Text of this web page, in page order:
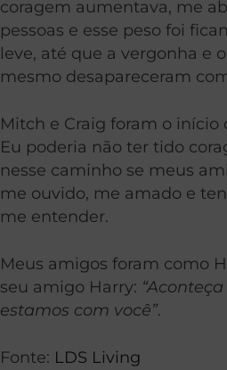
coragem aumentava, me
pessoas e esse peso foi
leve, até que a vergonha e
mesmo desapareceram
Mitch e Craig foram o início
Eu poderia não ter tido
nesse caminho se meus
me ouvido, me amado e
me entender.
Meus amigos foram como
seu amigo Harry:
estamos com você”.
Fonte: LDS Living